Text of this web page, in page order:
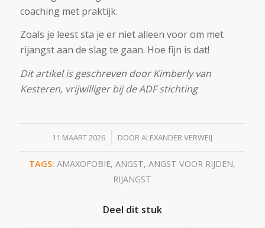
coaching met praktijk.
Zoals je leest sta je er niet alleen voor om met
rijangst aan de slag te gaan. Hoe fijn is dat!
Dit artikel is geschreven door Kimberly van
Kesteren, vrijwilliger bij de ADF stichting
11 MAART 2026
/ DOORALEXANDER VERWEIJ
TAGS: AMAXOFOBIE,ANGST,ANGST VOOR RIJDEN,
RIJANGST
Deel dit stuk